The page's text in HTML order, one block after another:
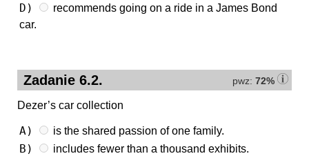
D)
recommends going on a ride in a James Bond
car.
pwz: 72%
Zadanie 6.2.
Dezer’s car collection
A) is the shared passion of one family.
B) includes fewer than a thousand exhibits.